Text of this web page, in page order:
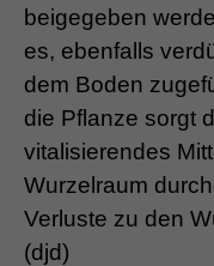
beigegeben
es, ebenfalls
dem Boden
die Pflanze sorgt
vitalisierendes
Wurzelraum
Verluste zu den
(djd)